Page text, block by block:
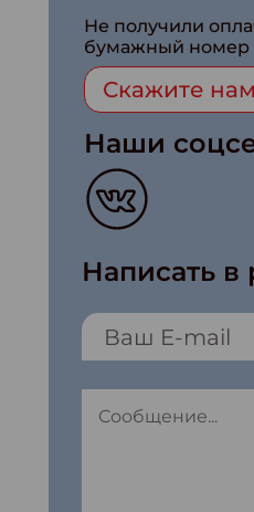
Не получили
бумажный номер
Скажите нам
Наши
Написать